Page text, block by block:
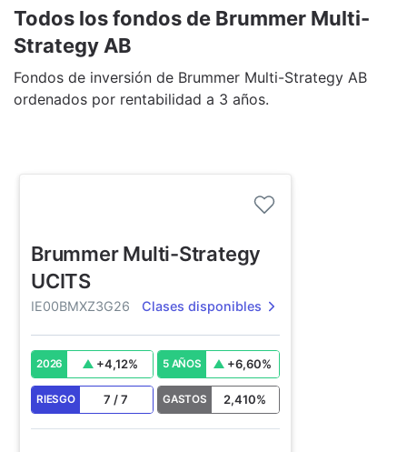
Todos los fondos de Brummer Multi-
Strategy AB
Fondos de inversión de Brummer Multi-Strategy AB
ordenados por rentabilidad a 3 años.
Brummer Multi-Strategy
UCITS
IE00BMXZ3G26 Clases disponibles
2026 +4,12% 5 AÑOS +6,60%
RIESGO 7 /7 GASTOS 2,410%